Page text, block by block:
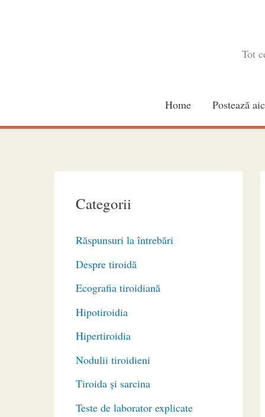
Tot
Home Postează
Categorii
Răspunsuri la întrebări
Despre tiroidă
Ecografia tiroidiană
Hipotiroidia
Hipertiroidia
Nodulii tiroidieni
Tiroida și sarcina
Teste de laborator explicate